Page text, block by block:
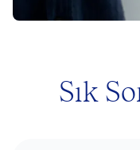
Sık